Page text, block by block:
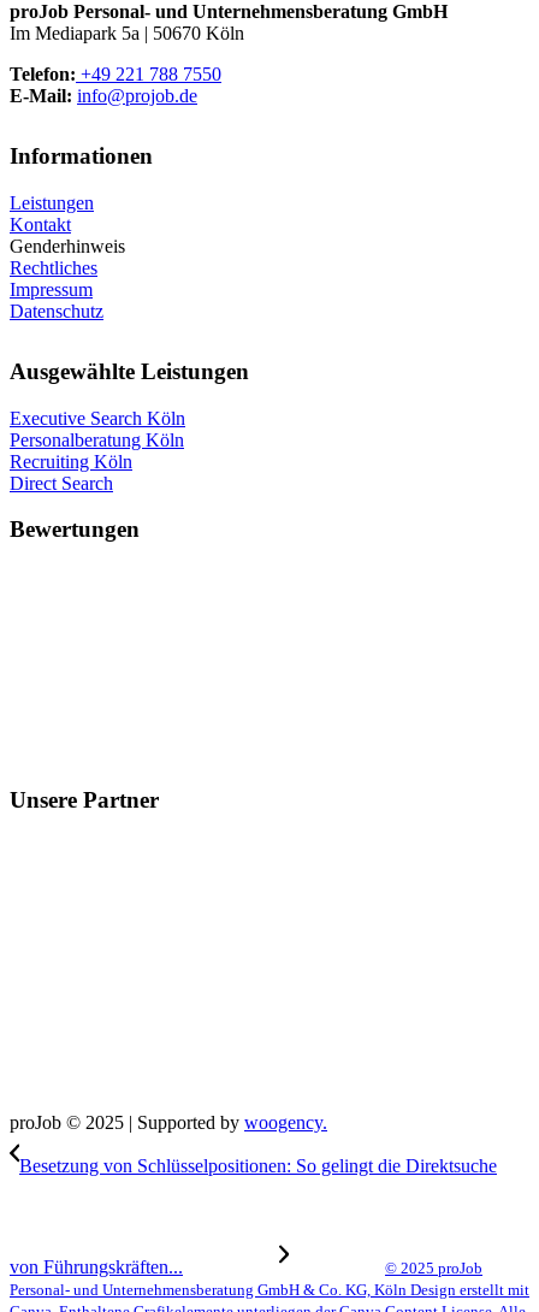
proJob Personal- und Unternehmensberatung GmbH
Im Mediapark 5a | 50670 Köln
Telefon: +49 221 788 7550
E‑Mail: info@projob.de
Informationen
Leistungen
Kontakt
Genderhinweis
Rechtliches
Impressum
Datenschutz
Ausgewählte Leistungen
Executive Search Köln
Personalberatung Köln
Recruiting Köln
Direct Search
Bewertungen
Unsere Partner
proJob © 2025 | Supported by woogency.
Besetzung von Schlüsselpositionen: So gelingt die Direktsuche
von Führungskräften...
© 2025 proJob
Personal- und Unternehmensberatung GmbH & Co. KG, Köln Design erstellt mit